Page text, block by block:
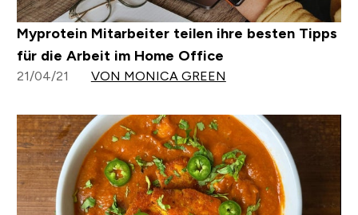
Myprotein Mitarbeiter teilen ihre besten Tipps
für die Arbeit im Home Office
21/04/21 VON MONICA GREEN